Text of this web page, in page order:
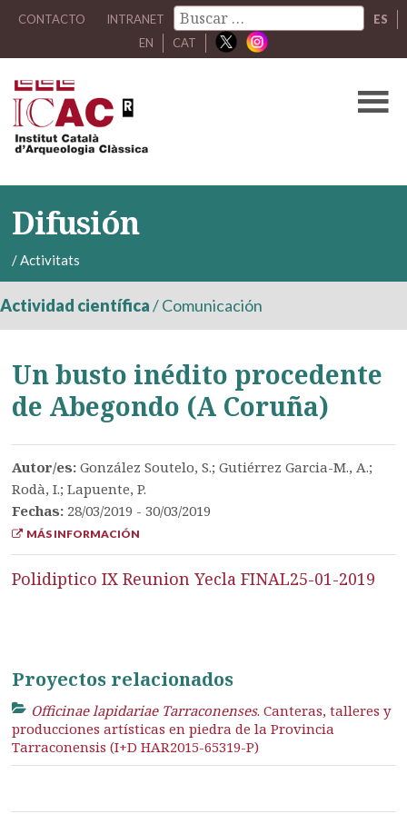
CONTACTO INTRANET
ES
EN
CAT
Difusión
/Activitats
Actividad científica/Comunicación
Un busto inédito procedente
de Abegondo (A Coruña)
Autor/es:González Soutelo, S.; Gutiérrez Garcia-M., A.;
Rodà, I.; Lapuente, P.
Fechas: 28/03/2019 - 30/03/2019
MÁS INFORMACIÓN
Polidiptico IX Reunion Yecla FINAL25-01-2019
Proyectos relacionados
Officinae lapidariae Tarraconenses. Canteras, talleres y
producciones artísticas en piedra de la Provincia
Tarraconensis (I+D HAR2015-65319-P)